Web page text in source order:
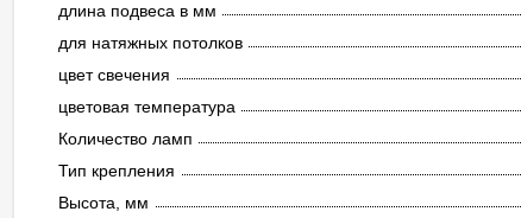
длина подвеса в мм
для натяжных потолков
цвет свечения
цветовая температура
Количество ламп
Тип крепления
Высота, мм